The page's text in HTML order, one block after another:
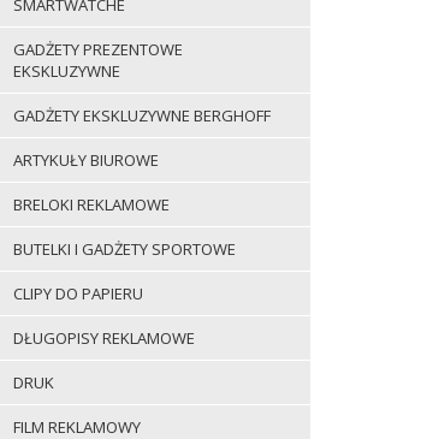
SMARTWATCHE
GADŻETY PREZENTOWE
EKSKLUZYWNE
GADŻETY EKSKLUZYWNE BERGHOFF
ARTYKUŁY BIUROWE
BRELOKI REKLAMOWE
BUTELKI I GADŻETY SPORTOWE
CLIPY DO PAPIERU
DŁUGOPISY REKLAMOWE
DRUK
FILM REKLAMOWY